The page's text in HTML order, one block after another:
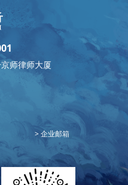
师律师大厦
企业邮箱